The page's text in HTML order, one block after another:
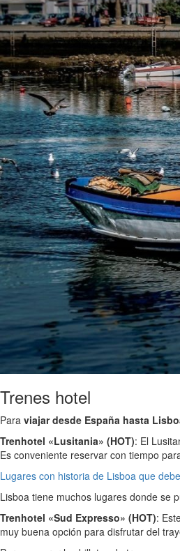
Trenes hotel
Para viajar desde España hasta
Trenhotel «Lusitania» (HOT): El
Es conveniente reservar con tiempo
Lugares con historia de Lisboa que
Lisboa tiene muchos lugares donde se
Trenhotel «Sud Expresso» (HOT):
muy buena opción para disfrutar del